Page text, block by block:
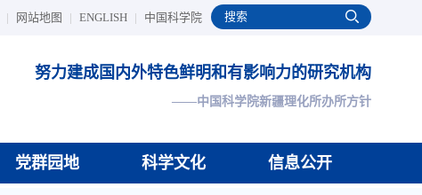
| 网站地图 | ENGLISH | 中国科学院
努力建成国内外特色鲜明和有影响力的研究机构
——中国科学院新疆理化所办所方针
党群园地 科学文化 信息公开